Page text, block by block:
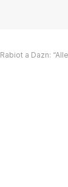
Rabiot a Dazn: